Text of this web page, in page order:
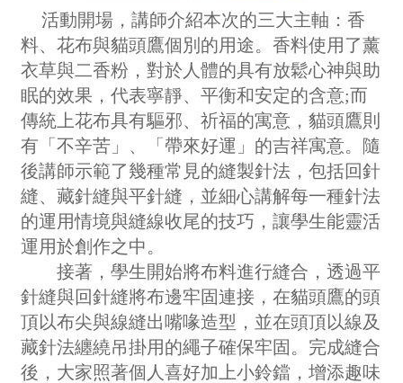
活動開場，講師介紹本次的三大主軸：香
料、花布與貓頭鷹個別的用途。香料使用了薰
衣草與二香粉，對於人體的具有放鬆心神與助
眠的效果，代表寧靜、平衡和安定的含意;而
傳統上花布具有驅邪、祈福的寓意，貓頭鷹則
有「不辛苦」、「帶來好運」的吉祥寓意。隨
後講師示範了幾種常見的縫製針法，包括回針
縫、藏針縫與平針縫，並細心講解每一種針法
的運用情境與縫線收尾的技巧，讓學生能靈活
運用於創作之中。
接著，學生開始將布料進行縫合，透過平
針縫與回針縫將布邊牢固連接，在貓頭鷹的頭
頂以布尖與線縫出嘴喙造型，並在頭頂以線及
藏針法纏繞吊掛用的繩子確保牢固。完成縫合
後，大家照著個人喜好加上小鈴鐺，增添趣味